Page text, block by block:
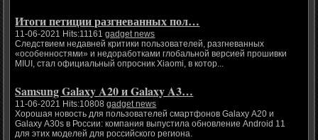
Итоги петиции разгневанных пол…
11-06-2021 Hits:11161gadget news
Следствием недавней критики пользователей, разгневанных
«особенностями» и недоработками глобальной версией прошивки
MIUI, стал официальный опросник Xiaomi, в котор...
Samsung Galaxy A20 и Galaxy A3…
11-06-2021 Hits:10808gadget news
Хорошая новость для пользователей смартфонов Galaxy A20 и
Galaxy A30s в России: компания выпустила обновление Android 11
для этих моделей для российского региона.